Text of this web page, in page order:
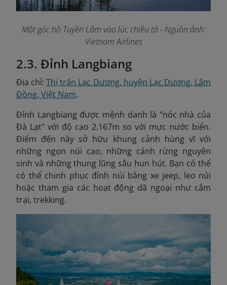
Một góc hồ Tuyền Lâm vào lúc chiều tà- Nguồn ảnh:
Vietnam Airlines
2.3. Đỉnh Langbiang
Địa chỉ:Thị trấn Lạc Dương, huyện Lạc Dương, Lâm
Đồng, Việt Nam.
Đỉnh Langbiang được mệnh danh là "nóc nhà của
Đà Lạt" với độ cao 2.167m so với mực nước biển.
Điểm đến này sở hữu khung cảnh hùng vĩ với
những ngọn núi cao, những cánh rừng nguyên
sinh và những thung lũng sâu hun hút. Bạn có thể
có thể chinh phục đỉnh núi bằng xe jeep, leo núi
hoặc tham gia các hoạt động dã ngoại như cắm
trại, trekking.